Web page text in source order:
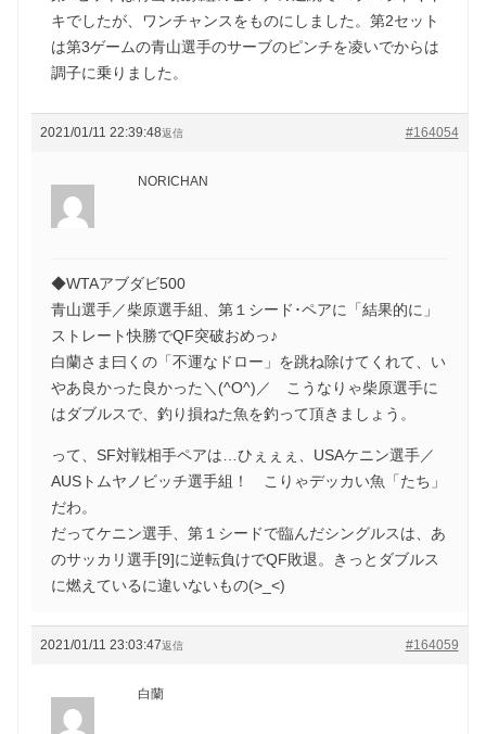
キでしたが、ワンチャンスをものにしました。第2セット
は第3ゲームの青山選手のサーブのピンチを凌いでからは
調子に乗りました。
2021/01/11 22:39:48 #164054
返信
NORICHAN
◆WTAアブダビ500
青山選手／柴原選手組、第１シード･ペアに「結果的に」
ストレート快勝でQF突破おめっ♪
白蘭さま曰くの「不運なドロー」を跳ね除けてくれて、い
やあ良かった良かった＼(^O^)／ こうなりゃ柴原選手に
はダブルスで、釣り損ねた魚を釣って頂きましょう。
って、SF対戦相手ペアは…ひぇぇぇ、USAケニン選手／
AUSトムヤノビッチ選手組！ こりゃデッカい魚「たち」
だわ。
だってケニン選手、第１シードで臨んだシングルスは、あ
のサッカリ選手[9]に逆転負けでQF敗退。きっとダブルス
に燃えているに違いないもの(>_<)
2021/01/11 23:03:47 #164059
返信
白蘭